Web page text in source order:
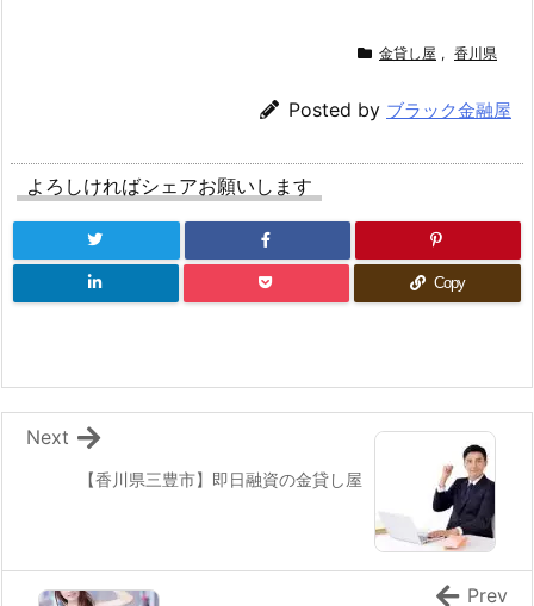
金貸し屋 , 香川県
Posted by ブラック金融屋
よろしければシェアお願いします
Copy
【香川県三豊市】即日融資の金貸し屋
Next
Prev